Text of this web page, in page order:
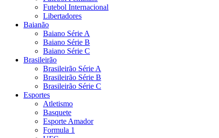
Futebol Internacional
Libertadores
Baianão
Baiano Série A
Baiano Série B
Baiano Série C
Brasileirão
Brasileirão Série A
Brasileirão Série B
Brasileirão Série C
Esportes
Atletismo
Basquete
Esporte Amador
Formula 1